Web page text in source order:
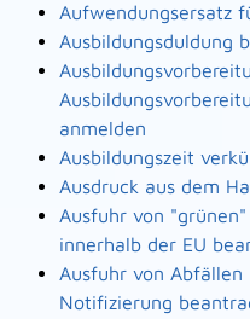
Aufwendungsersatz
Ausbildungsduldung
anmelden
Ausbildungszeit
Ausdruck aus dem
Ausfuhr von
innerhalb der EU
Ausfuhr von
Notifizierung